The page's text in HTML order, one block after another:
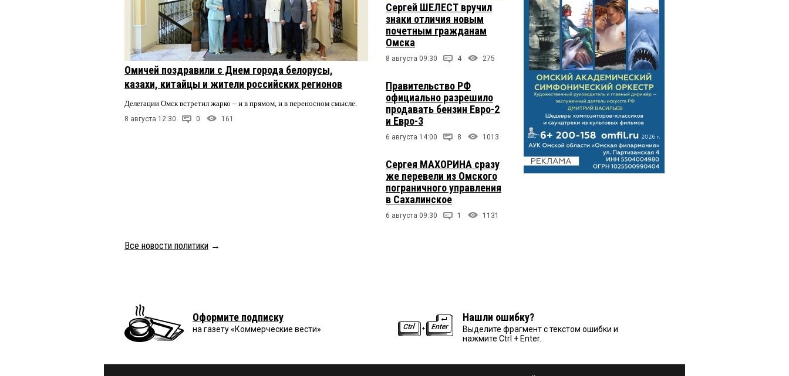
Омичей поздравили с Днем города белорусы,
казахи, китайцы и жители российских регионов
Делегации Омск встретил жарко – и в прямом, и в переносном смысле.
8 августа 12:30 0 161
Сергей ШЕЛЕСТ вручил
знаки отличия новым
почетным гражданам
Омска
8 августа 09:30 4 275
Правительство РФ
официально разрешило
продавать бензин Евро-2
и Евро-3
6 августа 14:00 8 1013
Сергея МАХОРИНА сразу
же перевели из Омского
пограничного управления
в Сахалинское
6 августа 09:30 1 1131
Все новости политики →
Оформите подписку
на газету «Коммерческие вести»
Нашли ошибку?
Выделите фрагмент с текстом ошибки и
нажмите Ctrl + Enter.